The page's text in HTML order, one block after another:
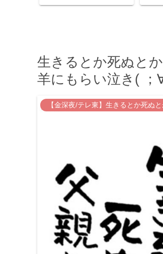
いうちに強力ライバル出
可愛
生きるとか死ぬと
羊にもらい泣き(
【金深夜/テレ東】生きるとか死ぬ